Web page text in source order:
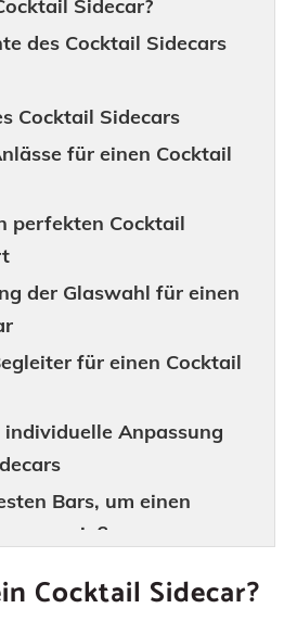
Sidecar?
des Cocktail Sidecars
Cocktail Sidecars
für einen Cocktail
perfekten Cocktail
der Glaswahl für einen
für einen Cocktail
Anpassung
Bars, um einen
zu genießen
Cocktail Sidecar?